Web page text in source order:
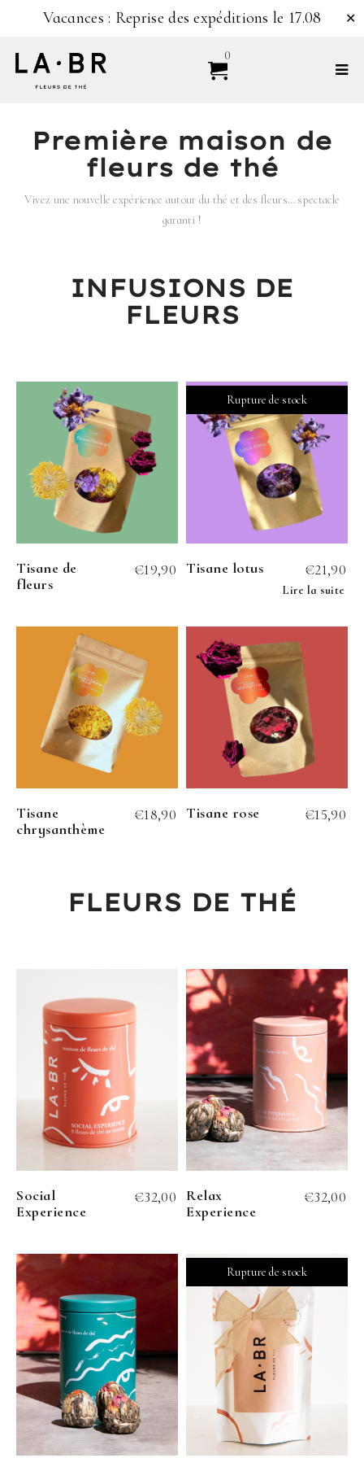
Vacances : Reprise des expéditions le 17.08 ✕
0
Première maison de
fleurs de thé
Vivez une nouvelle expérience autour du thé et des fleurs… spectacle
garanti !
INFUSIONS DE
FLEURS
Tisane de
fleurs
€19,90 Tisane lotus €21,90
Lire la suite
Tisane
chrysanthème
€18,90 Tisane rose €15,90
FLEURS DE THÉ
Social
Experience
€32,00
Relax
Experience
€32,00